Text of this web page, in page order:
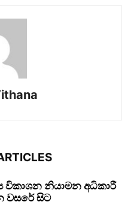
විකාශන නියාමන අධිකාරී
වසරේ සිට